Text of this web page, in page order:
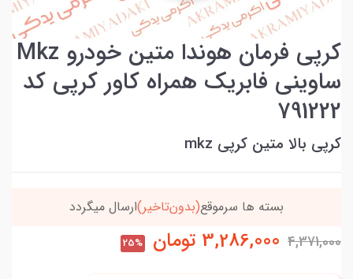
کرپی فرمان هوندا متین خودرو Mkz
ساوینی فابریک همراه کاور کرپی کد
791222
کرپی بالا متین کرپی mkz
بسته ها سرموقع(بدون‌تاخیر)ارسال میگردد
4,371,000
3,286,000 تومان 25%